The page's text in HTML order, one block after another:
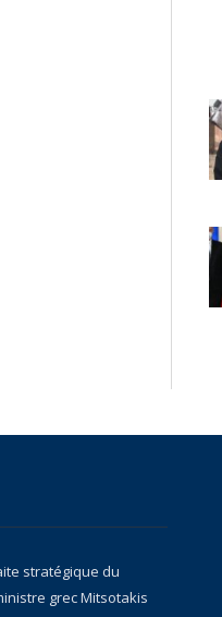
stratégique du
grec Mitsotakis